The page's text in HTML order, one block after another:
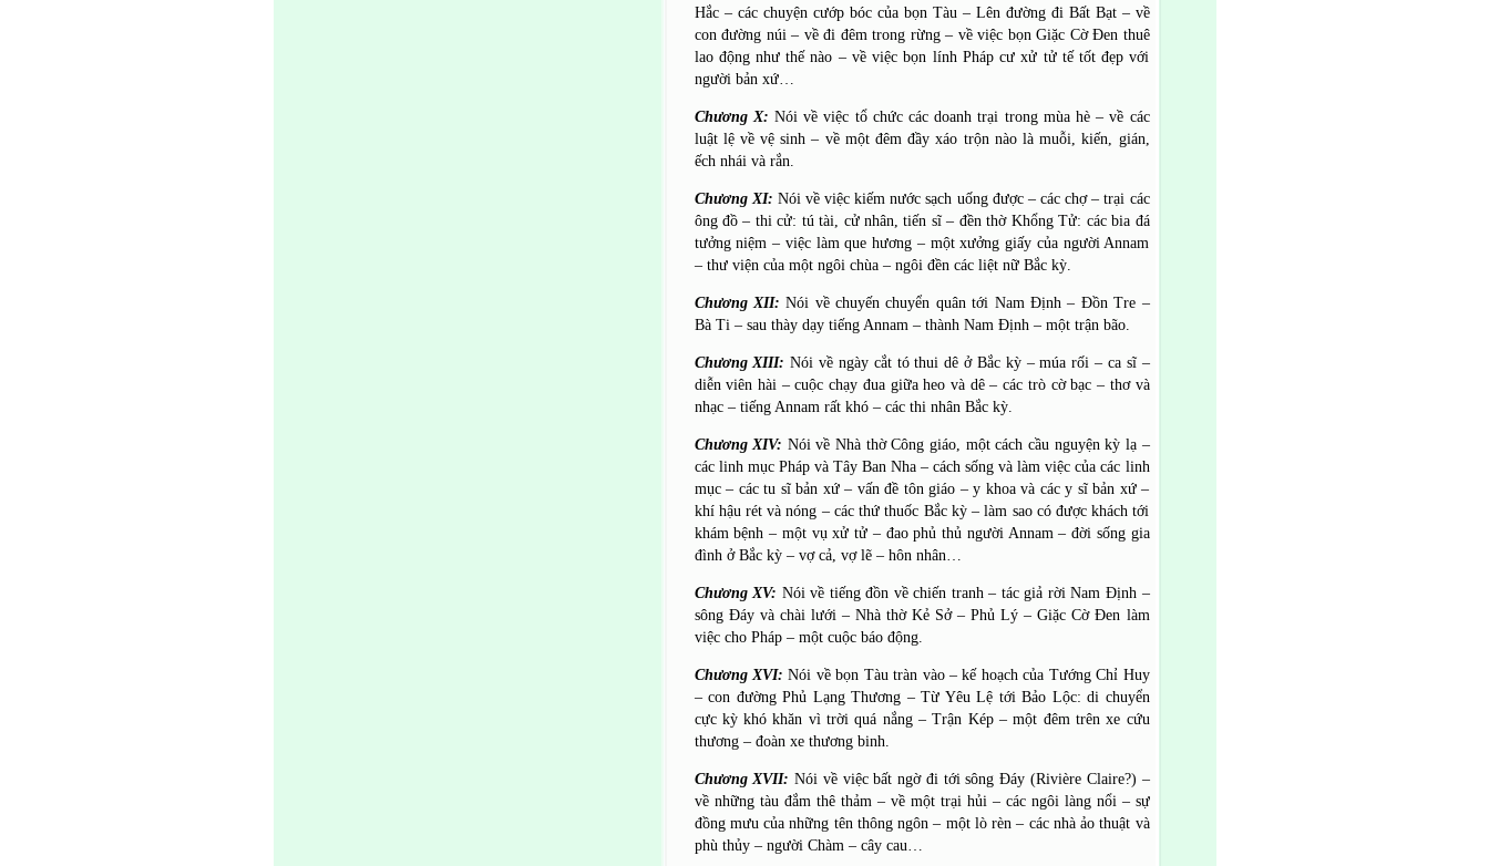
Hắc – các chuyện cướp bóc của bọn Tàu – Lên đường đi Bất Bạt – về
con đường núi – về đi đêm trong rừng – về việc bọn Giặc Cờ Đen thuê
lao động như thế nào – về việc bọn lính Pháp cư xử tử tế tốt đẹp với
người bản xứ…
Chương X: Nói về việc tổ chức các doanh trại trong mùa hè – về các
luật lệ về vệ sinh – về một đêm đầy xáo trộn nào là muỗi, kiến, gián,
ếch nhái và rắn.
Chương XI: Nói về việc kiếm nước sạch uống được – các chợ – trại các
ông đồ – thi cử: tú tài, cử nhân, tiến sĩ – đền thờ Khổng Tử: các bia đá
tưởng niệm – việc làm que hương – một xưởng giấy của người Annam
– thư viện của một ngôi chùa – ngôi đền các liệt nữ Bắc kỳ.
Chương XII:Nói về chuyến chuyển quân tới Nam Định – Đồn Tre –
Bà Ti – sau thày dạy tiếng Annam – thành Nam Định – một trận bão.
Chương XIII:Nói về ngày cắt tó thui dê ở Bắc kỳ – múa rối – ca sĩ –
diễn viên hài – cuộc chạy đua giữa heo và dê – các trò cờ bạc – thơ và
nhạc – tiếng Annam rất khó – các thi nhân Bắc kỳ.
Chương XIV: Nói về Nhà thờ Công giáo, một cách cầu nguyện kỳ lạ –
các linh mục Pháp và Tây Ban Nha – cách sống và làm việc của các linh
mục – các tu sĩ bản xứ – vấn đề tôn giáo – y khoa và các y sĩ bản xứ –
khí hậu rét và nóng – các thứ thuốc Bắc kỳ – làm sao có được khách tới
khám bệnh – một vụ xử tử – đao phủ thủ người Annam – đời sống gia
đình ở Bắc kỳ – vợ cả, vợ lẽ – hôn nhân…
Chương XV: Nói về tiếng đồn về chiến tranh – tác giả rời Nam Định –
sông Đáy và chài lưới – Nhà thờ Kẻ Sở – Phủ Lý – Giặc Cờ Đen làm
việc cho Pháp – một cuộc báo động.
Chương XVI:Nói về bọn Tàu tràn vào – kế hoạch của Tướng Chỉ Huy
– con đường Phủ Lạng Thương – Từ Yêu Lệ tới Bảo Lộc: di chuyển
cực kỳ khó khăn vì trời quá nắng – Trận Kép – một đêm trên xe cứu
thương – đoàn xe thương binh.
Chương XVII:Nói về việc bất ngờ đi tới sông Đáy (Rivière Claire?) –
về những tàu đắm thê thảm – về một trại hủi – các ngôi làng nổi – sự
đồng mưu của những tên thông ngôn – một lò rèn – các nhà ảo thuật và
phù thủy – người Chàm – cây cau…